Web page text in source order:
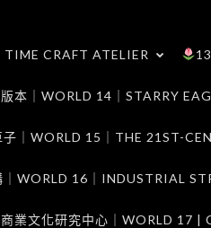
TIME CRAFT ATELIER
本｜WORLD 14｜STARRY
｜WORLD 15｜THE 21ST-
WORLD 16｜INDUSTRIAL
業文化研究中心｜WORLD 17